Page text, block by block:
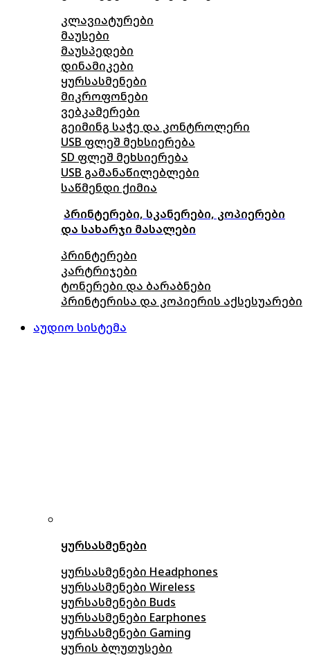
კლავიატურები
მაუსები
მაუსპედები
დინამიკები
ყურსასმენები
მიკროფონები
ვებკამერები
გეიმინგ საჭე და კონტროლერი
USB ფლეშ მეხსიერება
SD ფლეშ მეხსიერება
USB გამანაწილებლები
საწმენდი ქიმია
პრინტერები, სკანერები, კოპიერები
და სახარჯი მასალები
პრინტერები
კარტრიჯები
ტონერები და ბარაბნები
პრინტერისა და კოპიერის აქსესუარები
აუდიო სისტემა
ყურსასმენები
ყურსასმენები Headphones
ყურსასმენები Wireless
ყურსასმენები Buds
ყურსასმენები Earphones
ყურსასმენები Gaming
ყურის ბლუთუსები